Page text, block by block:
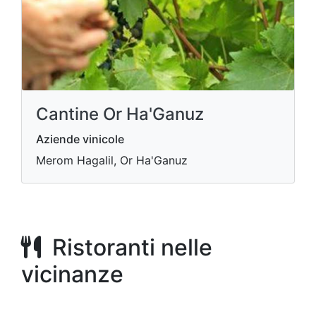
Cantine Or Ha'Ganuz
Aziende vinicole
Merom Hagalil, Or Ha'Ganuz
Ristoranti nelle
vicinanze